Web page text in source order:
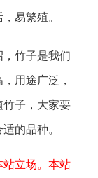
易繁殖。
，竹子是我们
用途广泛，
竹子，大家要
的品种。
站立场。本站